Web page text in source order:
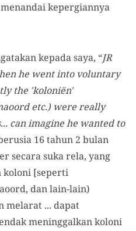
kepergiannya
kepada saya, “JR
he went into voluntary
the 'koloniën'
etc.) were really
can imagine he wanted to
16 tahun 2 bulan
secara suka rela, yang
koloni [seperti
dan lain-lain)
melarat ... dapat
meninggalkan koloni